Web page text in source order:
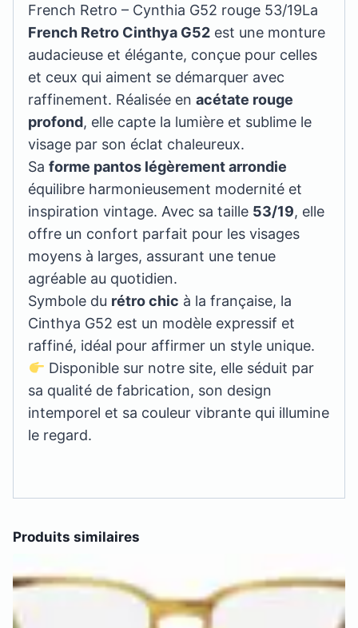
French Retro – Cynthia G52 rouge 53/19La
French Retro Cinthya G52 est une monture
audacieuse et élégante, conçue pour celles
et ceux qui aiment se démarquer avec
raffinement. Réalisée enacétate rouge
profond, elle capte la lumière et sublime le
visage par son éclat chaleureux.
Saforme pantos légèrement arrondie
équilibre harmonieusement modernité et
inspiration vintage. Avec sa taille 53/19, elle
offre un confort parfait pour les visages
moyens à larges, assurant une tenue
agréable au quotidien.
Symbole du rétro chic à la française, la
Cinthya G52 est un modèle expressif et
raffiné, idéal pour affirmer un style unique.
Disponible sur notre site, elle séduit par
sa qualité de fabrication, son design
intemporel et sa couleur vibrante qui illumine
le regard.
Produits similaires